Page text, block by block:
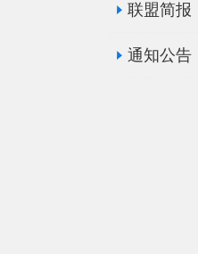
联盟简报
通知公告